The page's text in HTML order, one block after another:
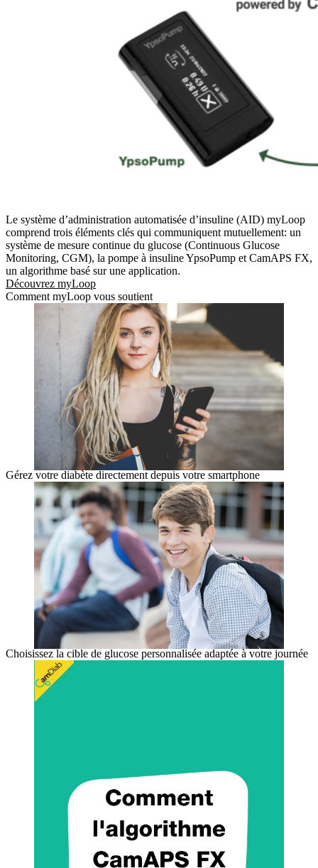
Le système d’administration automatisée d’insuline (AID) myLoop
comprend trois éléments clés qui communiquent mutuellement: un
système de mesure continue du glucose (Continuous Glucose
Monitoring, CGM), la pompe à insuline YpsoPump et CamAPS FX,
un algorithme basé sur une application.
Découvrez myLoop
Comment myLoop vous soutient
Gérez votre diabète directement depuis votre smartphone
Choisissez la cible de glucose personnalisée adaptée à votre journée